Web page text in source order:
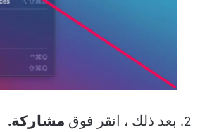
بعد ذلك ، انقر فوق مشاركة.